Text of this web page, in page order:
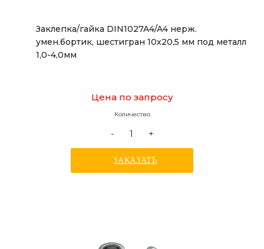
Заклепка/гайка DIN1027A4/A4 нерж.
умен.бортик, шестигран 10x20,5 мм под металл
1,0-4,0мм
Цена по запросу
Количество
- +
ЗАКАЗАТЬ